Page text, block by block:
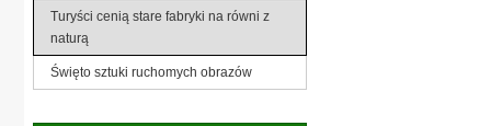
Turyści cenią stare fabryki na równi z
naturą
Święto sztuki ruchomych obrazów